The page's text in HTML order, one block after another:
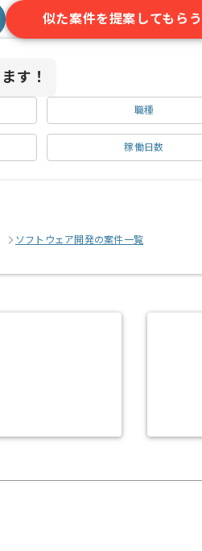
似た案件を提案してもらう
す！
職種
稼働日数
ソフトウェア開発の案件一覧